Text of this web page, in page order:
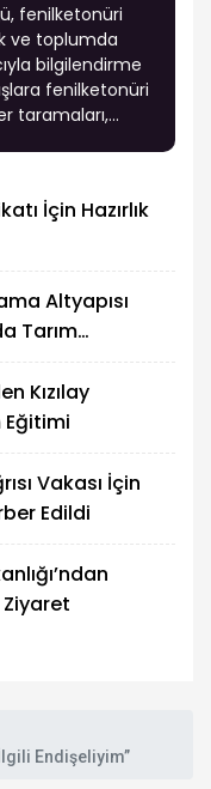
fenilketonüri
ve toplumda
bilgilendirme
fenilketonüri
taramaları,
İçin Hazırlık
Altyapısı
Tarım
Kızılay
Eğitimi
Vakası İçin
Edildi
Ziyaret
Endişeliyim”